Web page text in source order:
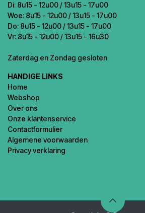
Di: 8u15 - 12u00 / 13u15 - 17u00
Woe: 8u15 - 12u00 / 13u15 - 17u00
Do: 8u15 - 12u00 / 13u15 - 17u00
Vr: 8u15 - 12u00 / 13u15 - 16u30
Zaterdag en Zondag gesloten
HANDIGE LINKS
Home
Webshop
Over ons
Onze klantenservice
Contactformulier
Algemene voorwaarden
Privacy verklaring